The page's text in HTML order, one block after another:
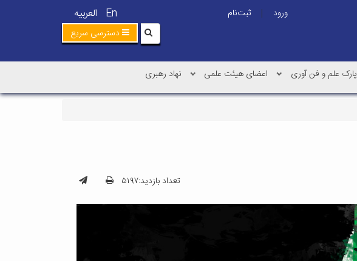
En العربیه ورود |
ثبت‌نام
دسترسی سریع
پارک علم و فن آوری اعضای هیئت علمی نهاد رهبری
تعداد بازدید:۵۱۹۷